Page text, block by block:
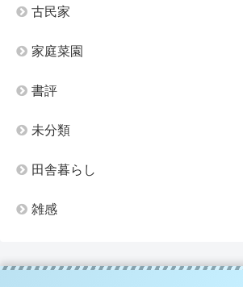
古民家
家庭菜園
書評
未分類
田舎暮らし
雑感